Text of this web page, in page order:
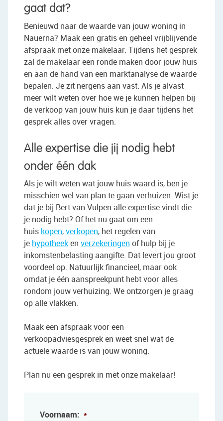
gaat dat?
Benieuwd naar de waarde van jouw woning in
Nauerna? Maak een gratis en geheel vrijblijvende
afspraak met onze makelaar. Tijdens het gesprek
zal de makelaar een ronde maken door jouw huis
en aan de hand van een marktanalyse de waarde
bepalen. Je zit nergens aan vast. Als je alvast
meer wilt weten over hoe we je kunnen helpen bij
de verkoop van jouw huis kun je daar tijdens het
gesprek alles over vragen.
Alle expertise die jij nodig hebt
onder één dak
Als je wilt weten wat jouw huis waard is, ben je
misschien wel van plan te gaan verhuizen. Wist je
dat je bij Bert van Vulpen alle expertise vindt die
je nodig hebt? Of het nu gaat om een
huis kopen,verkopen, het regelen van
je hypotheeken verzekeringen of hulp bij je
inkomstenbelasting aangifte. Dat levert jou groot
voordeel op. Natuurlijk financieel, maar ook
omdat je één aanspreekpunt hebt voor alles
rondom jouw verhuizing. We ontzorgen je graag
op alle vlakken.
Maak een afspraak voor een
verkoopadviesgesprek en weet snel wat de
actuele waarde is van jouw woning.
Plan nu een gesprek in met onze makelaar!
Voornaam: *